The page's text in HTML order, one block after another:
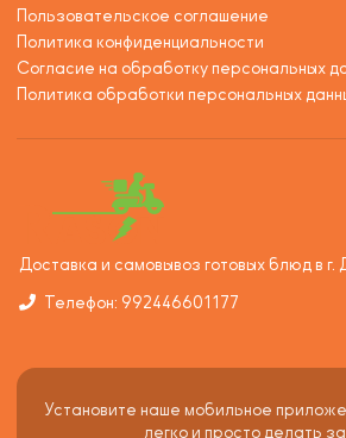
Пользовательское соглашение
Политика конфиденциальности
Согласие на обработку персональных
Политика обработки персональных
Доставка и самовывоз готовых блюд в г.
Телефон: 992446601177
Установите наше мобильное
легко и просто делать